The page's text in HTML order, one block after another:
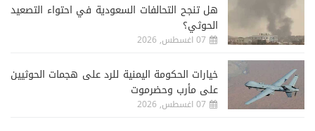
هل تنجح التحالفات السعودية في احتواء التصعيد
الحوثي؟
07 اغسطس, 2026
خيارات الحكومة اليمنية للرد على هجمات الحوثيين
على مأرب وحضرموت
07 اغسطس, 2026